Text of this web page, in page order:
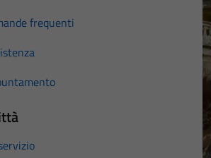
frequenti